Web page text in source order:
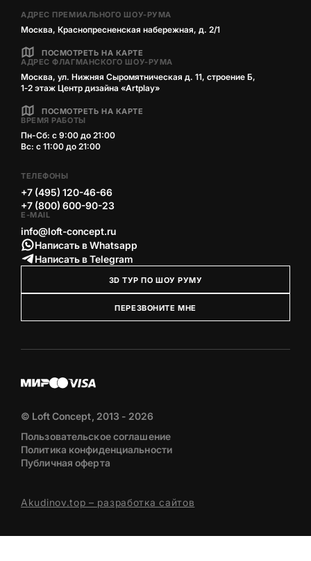
АДРЕС ПРЕМИАЛЬНОГО ШОУ-РУМА
Москва, Краснопресненская набережная, д. 2/1
ПОСМОТРЕТЬ НА КАРТЕ
АДРЕС ФЛАГМАНСКОГО ШОУ-РУМА
Москва, ул. Нижняя Сыромятническая д. 11, строение Б,
1‑2 этаж Центр дизайна «Artplay»
ПОСМОТРЕТЬ НА КАРТЕ
ВРЕМЯ РАБОТЫ
Пн-Сб: с 9:00 до 21:00
Вс: с 11:00 до 21:00
ТЕЛЕФОНЫ
+7 (495) 120-46-66
+7 (800) 600-90-23
E-MAIL
info@loft-concept.ru
Написать в Whatsapp
Написать в Telegram
3D ТУР ПО ШОУ РУМУ
ПЕРЕЗВОНИТЕ МНЕ
© Loft Concept, 2013 - 2026
Пользовательское соглашение
Политика конфиденциальности
Публичная оферта
Akudinov.top – разработка сайтов